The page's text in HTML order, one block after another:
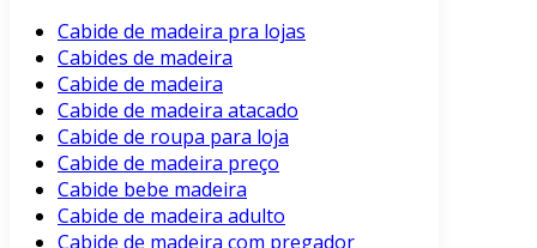
Cabide de madeira pra lojas
Cabides de madeira
Cabide de madeira
Cabide de madeira atacado
Cabide de roupa para loja
Cabide de madeira preço
Cabide bebe madeira
Cabide de madeira adulto
Cabide de madeira com pregador